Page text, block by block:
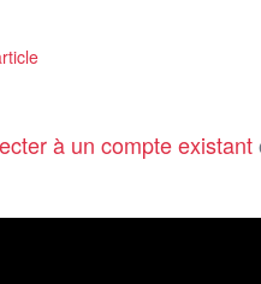
à un compte existant